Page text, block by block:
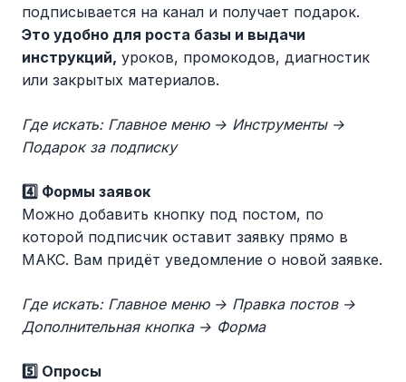
подписывается на канал и получает подарок.
Это удобно для роста базы и выдачи
инструкций, уроков, промокодов, диагностик
или закрытых материалов.
Где искать: Главное меню → Инструменты →
Подарок за подписку
4️⃣ Формы заявок
Можно добавить кнопку под постом, по
которой подписчик оставит заявку прямо в
МАКС. Вам придёт уведомление о новой заявке.
Где искать: Главное меню → Правка постов →
Дополнительная кнопка → Форма
5️⃣ Опросы